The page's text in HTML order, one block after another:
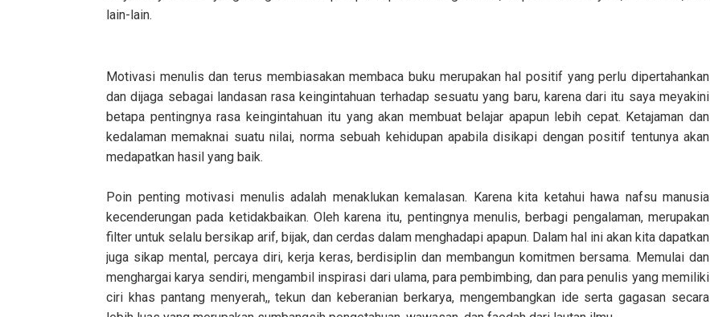
lain-lain.
Motivasi menulis dan terus membiasakan membaca buku merupakan hal positif yang perlu dipertahankan
dan dijaga sebagai landasan rasa keingintahuan terhadap sesuatu yang baru, karena dari itu saya meyakini
betapa pentingnya rasa keingintahuan itu yang akan membuat belajar apapun lebih cepat. Ketajaman dan
kedalaman memaknai suatu nilai, norma sebuah kehidupan apabila disikapi dengan positif tentunya akan
medapatkan hasil yang baik.
Poin penting motivasi menulis adalah menaklukan kemalasan. Karena kita ketahui hawa nafsu manusia
kecenderungan pada ketidakbaikan. Oleh karena itu, pentingnya menulis, berbagi pengalaman, merupakan
filter untuk selalu bersikap arif, bijak, dan cerdas dalam menghadapi apapun. Dalam hal ini akan kita dapatkan
juga sikap mental, percaya diri, kerja keras, berdisiplin dan membangun komitmen bersama. Memulai dan
menghargai karya sendiri, mengambil inspirasi dari ulama, para pembimbing, dan para penulis yang memiliki
ciri khas pantang menyerah,, tekun dan keberanian berkarya, mengembangkan ide serta gagasan secara